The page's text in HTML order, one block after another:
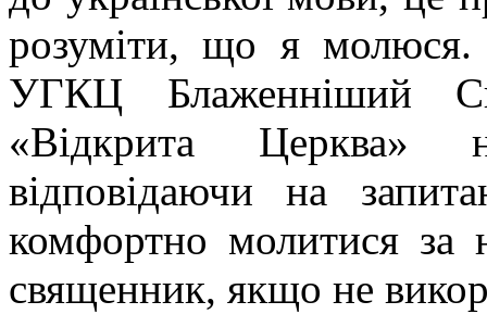
розуміти, що я
УГКЦ Блаженніший
«Відкрита Церква»
відповідаючи на
комфортно молитися за
священник, якщо не